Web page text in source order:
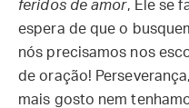
feridos de amor, Ele se
espera de que o
nós precisamos nos
de oração!
mais gosto nem